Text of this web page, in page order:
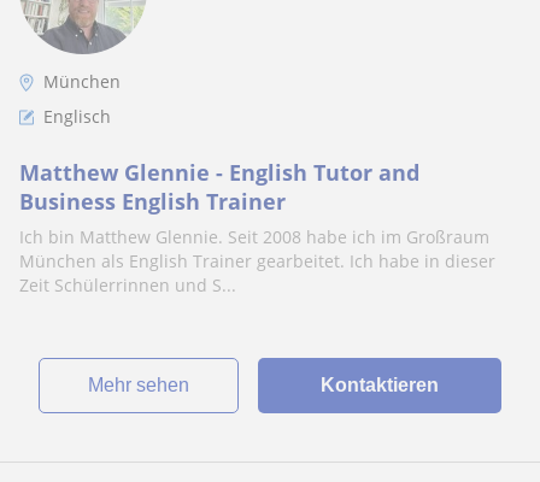
München
Englisch
Matthew Glennie - English Tutor and
Business English Trainer
Ich bin Matthew Glennie. Seit 2008 habe ich im Großraum
München als English Trainer gearbeitet. Ich habe in dieser
Zeit Schülerrinnen und S...
Mehr sehen Kontaktieren